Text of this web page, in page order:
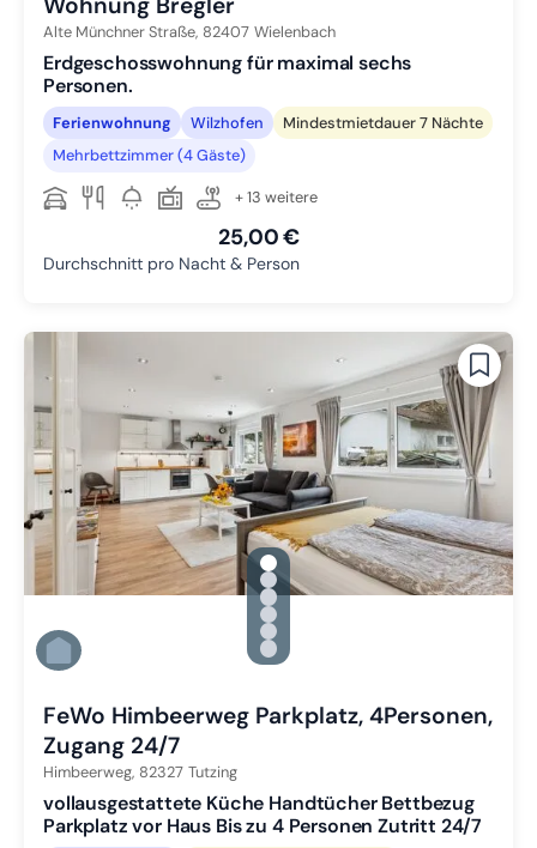
Alte Münchner Straße, 82407 Wielenbach
Erdgeschosswohnung für maximal sechs
Personen.
Ferienwohnung Wilzhofen
Mindestmietdauer 7 Nächte
Mehrbettzimmer (4 Gäste)
+ 13 weitere
25,00 €
Durchschnitt pro Nacht & Person
gallery.slide_selector
Zu Slide 1 wechseln
Zu Slide 2 wechseln
Zu Slide 3 wechseln
Zu Slide 4 wechseln
Zu Slide 5 wechseln
Zu Slide 6 wechseln
FeWo Himbeerweg Parkplatz, 4Personen,
Zugang 24/7
Himbeerweg, 82327 Tutzing
vollausgestattete Küche Handtücher Bettbezug
Parkplatz vor Haus Bis zu 4 Personen Zutritt 24/7